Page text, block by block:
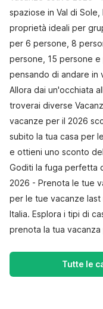
spaziose in Val di
proprietà ideali per
per 6 persone, 8
persone, 15 persone
pensando di andare in
Allora dai un'occhiata
troverai diverse
vacanze per il 2026
subito la tua casa per
e ottieni uno sconto
Goditi la fuga perfetta
2026 - Prenota le tue
per le tue vacanze last
Italia. Esplora i tipi di
prenota la tua
Tutte le